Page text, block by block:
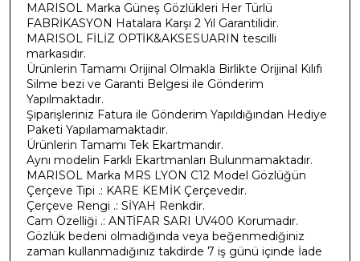
MARISOL Marka Güneş Gözlükleri Her Türlü
FABRİKASYON Hatalara Karşı 2 Yıl Garantilidir.
MARISOL FİLİZ OPTİK&AKSESUARIN tescilli
markasıdır.
Ürünlerin Tamamı Orijinal Olmakla Birlikte Orijinal Kılıfı
Silme bezi ve Garanti Belgesi ile Gönderim
Yapılmaktadır.
Şiparişleriniz Fatura ile Gönderim Yapıldığından Hediye
Paketi Yapılamamaktadır.
Ürünlerin Tamamı Tek Ekartmandır.
Aynı modelin Farklı Ekartmanları Bulunmamaktadır.
MARISOL Marka MRS LYON C12 Model Gözlüğün
Çerçeve Tipi .: KARE KEMİK Çerçevedir.
Çerçeve Rengi .: SİYAH Renkdir.
Cam Özelliği .: ANTİFAR SARI UV400 Korumadır.
Gözlük bedeni olmadığında veya beğenmediğiniz
zaman kullanmadığınız takdirde 7 iş günü içinde İade